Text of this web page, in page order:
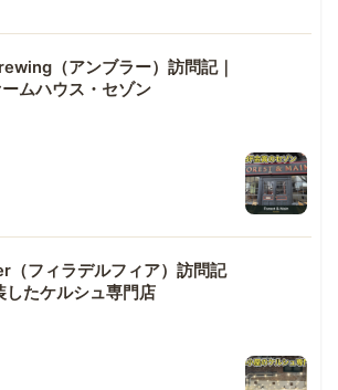
（アンブラー）訪問記｜
ムハウス・セゾン
（フィラデルフィア）訪問記
したケルシュ専門店